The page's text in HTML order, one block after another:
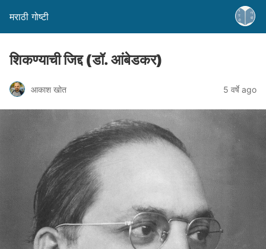
मराठी गोष्टी
शिकण्याची जिद्द (डॉ. आंबेडकर)
आकाश खोत 5 वर्षे ago